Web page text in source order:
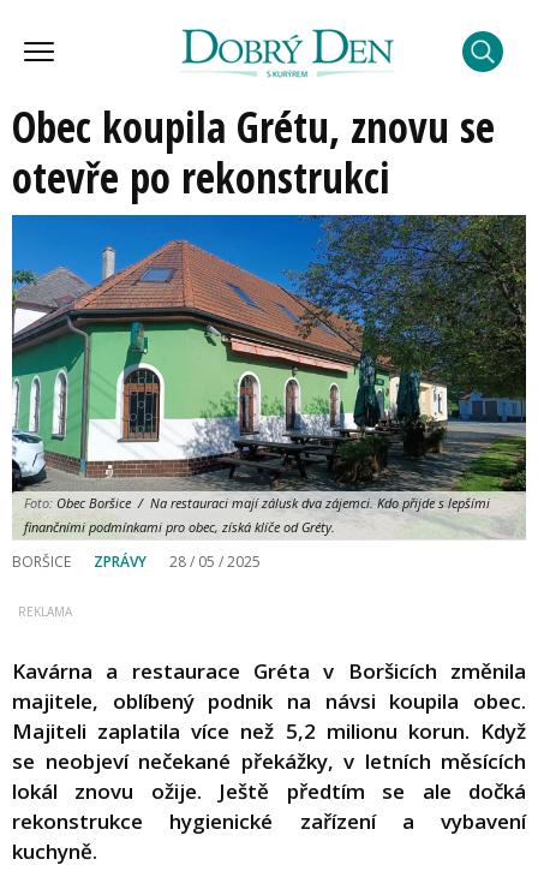
Obec koupila Grétu, znovu se
otevře po rekonstrukci
Foto: Obec Boršice / Na restauraci mají zálusk dva zájemci. Kdo přijde s lepšími
finančními podmínkami pro obec, získá klíče od Gréty.
BORŠICE ZPRÁVY 28 / 05 / 2025
Kavárna a restaurace Gréta v Boršicích změnila
majitele, oblíbený podnik na návsi koupila obec.
Majiteli zaplatila více než 5,2 milionu korun. Když
se neobjeví nečekané překážky, v letních měsících
lokál znovu ožije. Ještě předtím se ale dočká
rekonstrukce hygienické zařízení a vybavení
kuchyně.